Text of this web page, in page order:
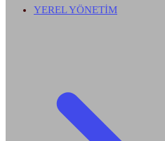
YEREL YÖNETİM